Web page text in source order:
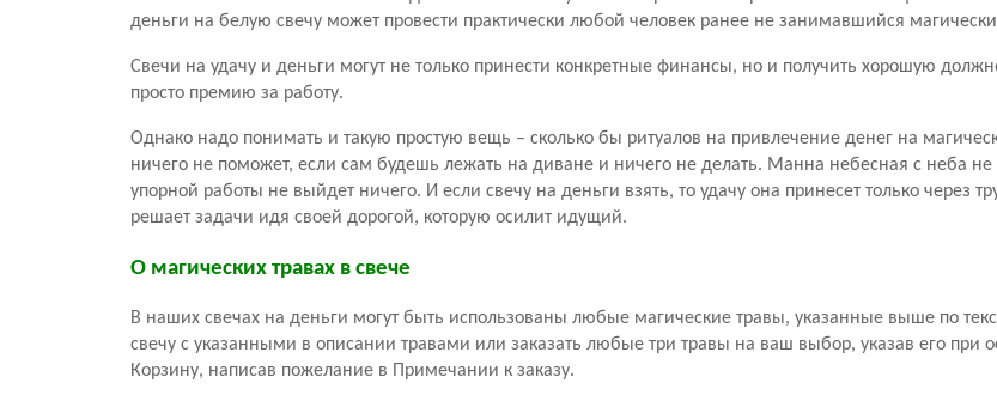
деньги на белую свечу может провести практически любой человек ранее не занимавшийся
Свечи на удачу и деньги могут не только принести конкретные финансы, но и получить хорошую
просто премию за работу.
Однако надо понимать и такую простую вещь – сколько бы ритуалов на привлечение денег на
ничего не поможет, если сам будешь лежать на диване и ничего не делать. Манна небесная с неба не
упорной работы не выйдет ничего. И если свечу на деньги взять, то удачу она принесет только через
решает задачи идя своей дорогой, которую осилит идущий.
О магических травах в свече
В наших свечах на деньги могут быть использованы любые магические травы, указанные выше по
свечу с указанными в описании травами или заказать любые три травы на ваш выбор, указав его при
Корзину, написав пожелание в Примечании к заказу.